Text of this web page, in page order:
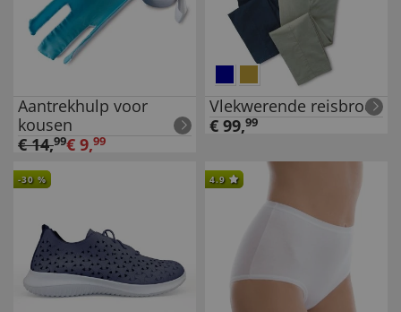
Aantrekhulp voor
kousen
€14,99€ 9,99
Vlekwerende reisbroek
€ 99,99
-30 % 4.9